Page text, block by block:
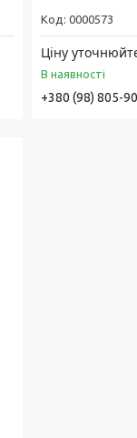
0000573
Ціну
В наявності
+380 (98) 805-